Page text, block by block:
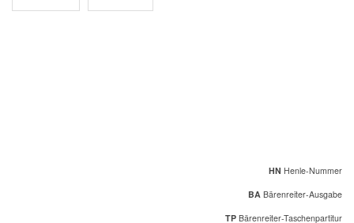
HN Henle-Nummer
BA Bärenreiter-Ausgabe
TP Bärenreiter-Taschenpartitur